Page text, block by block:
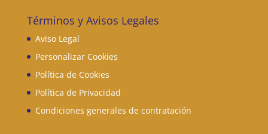
Términos y Avisos Legales
Aviso Legal
Personalizar Cookies
Política de Cookies
Política de Privacidad
Condiciones generales de contratación